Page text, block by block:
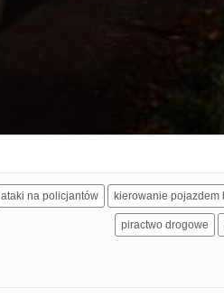
ataki na policjantów kierowanie pojazdem
piractwo drogowe